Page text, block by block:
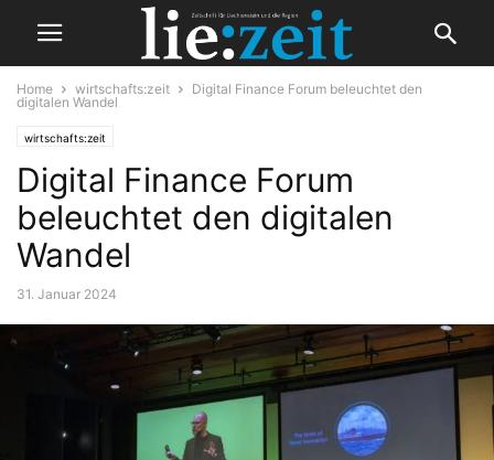
Home wirtschafts:zeit
Digital Finance Forum beleuchtet den
digitalen Wandel
wirtschafts:zeit
Digital Finance Forum
beleuchtet den digitalen
Wandel
31. Januar 2024